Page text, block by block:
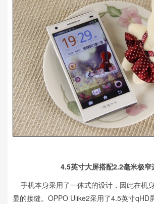
4.5英寸大屏搭配2.2毫米极窄
手机本身采用了一体式的设计，因此在机
显的接缝。OPPO Ulike2采用了4.5英寸qHD